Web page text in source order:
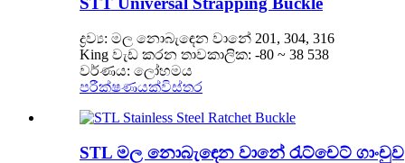
ද්‍රව්‍ය: මල නොබැඳෙන වානේ 201, 304, 316
King වැඩ කරන තාවකාලික: -80 ~ 38 538
වර්ණය: ලෝහමය
පරීක්ෂණයක්විස්තර
STL මල නොබැඳෙන වානේ රැට්චෙට් ගාංචුව